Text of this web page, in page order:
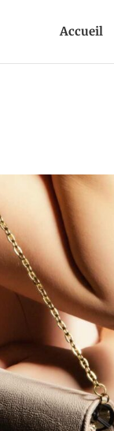
Accueil